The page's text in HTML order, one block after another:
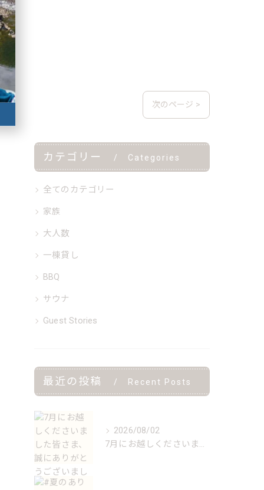
次のページ >
カテゴリー Categories
全てのカテゴリー
家族
大人数
一棟貸し
BBQ
サウナ
Guest Stories
最近の投稿 Recent Posts
2026/08/02
7月にお越しくださいました皆さま、誠にありがとうございました...